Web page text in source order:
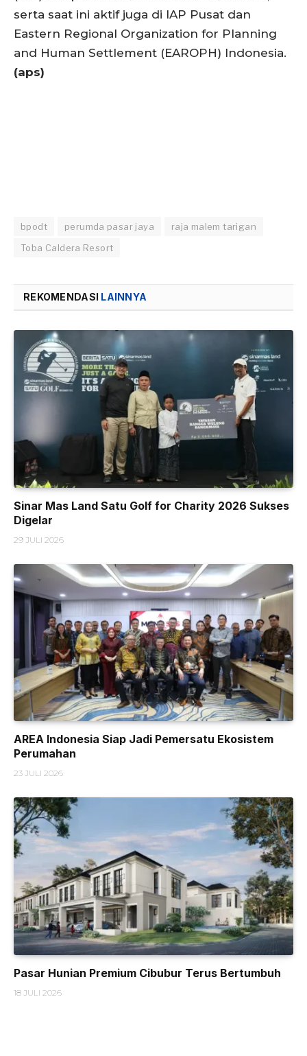
serta saat ini aktif juga di IAP Pusat dan
Eastern Regional Organization for Planning
and Human Settlement (EAROPH) Indonesia.
(aps)
bpodt perumda pasar jaya
raja malem tarigan
Toba Caldera Resort
REKOMENDASI LAINNYA
Sinar Mas Land Satu Golf for Charity 2026 Sukses
Digelar
29 JULI 2026
AREA Indonesia Siap Jadi Pemersatu Ekosistem
Perumahan
23 JULI 2026
Pasar Hunian Premium Cibubur Terus Bertumbuh
18 JULI 2026